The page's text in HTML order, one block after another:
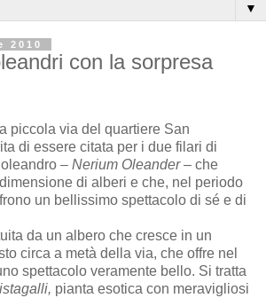
▼
2010
con la sorpresa
piccola via del quartiere San
di essere citata per i due filari di
– Nerium Oleander– che
di alberi e che, nel periodo
un bellissimo spettacolo di sé e di
da un albero che cresce in un
circa a metà della via, che offre nel
spettacolo veramente bello. Si tratta
pianta esotica con meravigliosi